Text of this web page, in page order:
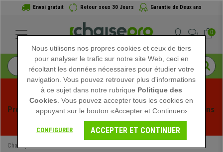
Envoi gratuit Retour sous 30 Jours Garantie de Deux ans
0
Profitez des soldes d'été chez Chaisepro ! Des réductions
exclusives pour une durée limitée - Voir l'offre
Chaisepro
Nous utilisons nos propres cookies et ceux de tiers
pour analyser le trafic sur notre site Web, ceci en
récoltant les données nécessaires pour étudier votre
navigation. Vous pouvez retrouver plus d'informations
à ce sujet dans notre rubrique Politique des
Cookies . Vous pouvez accepter tous les cookies en
appuyant sur le bouton «Accepter et Continuer»
CONFIGURER ACCEPTER ET CONTINUER